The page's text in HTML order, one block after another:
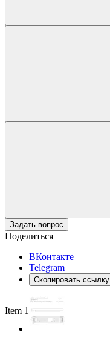
Задать вопрос
Поделиться
ВКонтакте
Telegram
Скопировать ссылку
Item 1 of 3